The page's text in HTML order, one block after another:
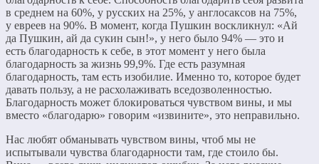
в среднем на 60%, у русских на 25%, у англосаксов на 75%,
у евреев на 90%. В момент, когда Пушкин воскликнул: «Ай
да Пушкин, ай да сукин сын!», у него было 94% — это и
есть благодарность к себе, в этот момент у него была
благодарность за жизнь 99,9%. Где есть разумная
благодарность, там есть изобилие. Именно то, которое будет
давать пользу, а не расхолаживать вседозволенностью.
Благодарность может блокироваться чувством вины, и мы
вместо «благодарю» говорим «извините», это неправильно.
Нас любят обманывать чувством вины, чтоб мы не
испытывали чувства благодарности там, где стоило бы.